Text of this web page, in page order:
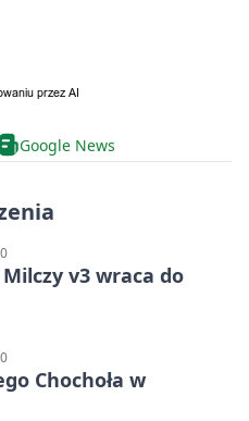
Google News
v3 wraca do
Chochoła w